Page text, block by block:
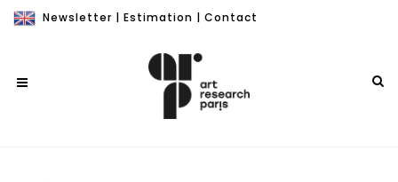
Newsletter | Estimation | Contact